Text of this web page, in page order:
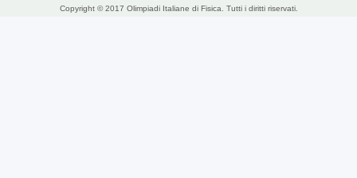
Copyright © 2017 Olimpiadi Italiane di Fisica. Tutti i diritti riservati.